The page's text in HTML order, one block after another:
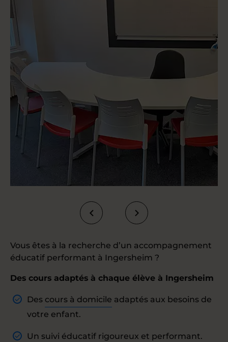
Vous êtes à la recherche d’un accompagnement
éducatif performant à Ingersheim ?
Des cours adaptés à chaque élève à Ingersheim
Des cours à domicile adaptés aux besoins de
votre enfant.
Un suivi éducatif rigoureux et performant.